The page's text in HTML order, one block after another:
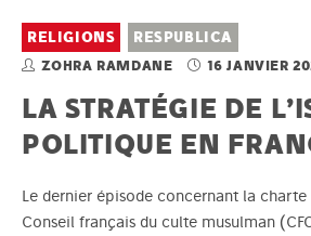
RELIGIONS RESPUBLICA
ZOHRA RAMDANE 16 JANVIER
LA STRATÉGIE DE
POLITIQUE EN
Le dernier épisode concernant la charte
Conseil français du culte musulman